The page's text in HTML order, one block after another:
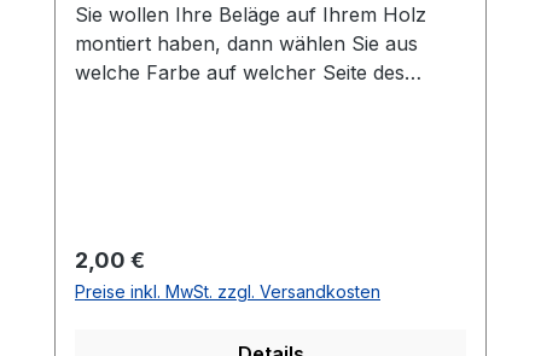
Sie wollen Ihre Beläge auf Ihrem Holz
montiert haben, dann wählen Sie aus
welche Farbe auf welcher Seite des
inklusive.Bei den Komplettschläger
müssen Sie KEINE Belag-Montage mit in
Regulärer Preis:
2,00 €
Preise inkl. MwSt. zzgl. Versandkosten